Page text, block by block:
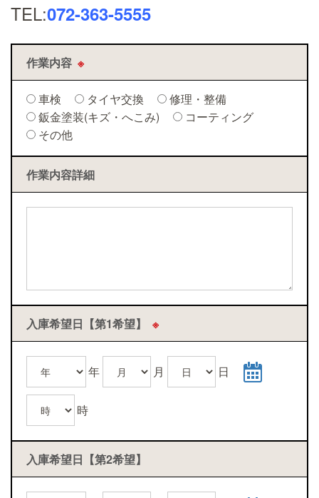
TEL:072-363-5555
作業内容 ※
車検 タイヤ交換
修理・整備
鈑金塗装(キズ・へこみ)
コーティング
その他
作業内容詳細
入庫希望日【第1希望】 ※
年 月 日
時
入庫希望日【第2希望】